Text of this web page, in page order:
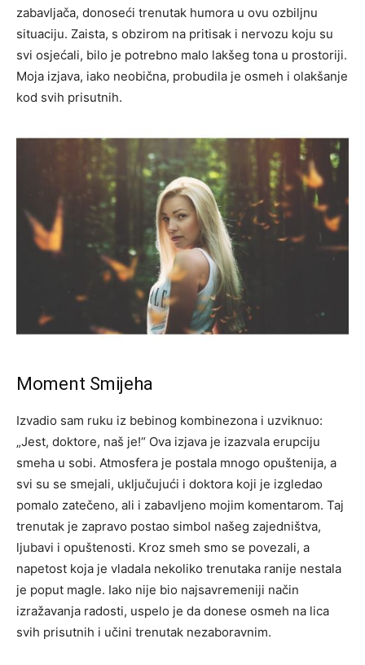
zabavljača, donoseći trenutak humora u ovu ozbiljnu
situaciju. Zaista, s obzirom na pritisak i nervozu koju su
svi osjećali, bilo je potrebno malo lakšeg tona u prostoriji.
Moja izjava, iako neobična, probudila je osmeh i olakšanje
kod svih prisutnih.
Moment Smijeha
Izvadio sam ruku iz bebinog kombinezona i uzviknuo:
„Jest, doktore, naš je!“ Ova izjava je izazvala erupciju
smeha u sobi. Atmosfera je postala mnogo opuštenija, a
svi su se smejali, uključujući i doktora koji je izgledao
pomalo zatečeno, ali i zabavljeno mojim komentarom. Taj
trenutak je zapravo postao simbol našeg zajedništva,
ljubavi i opuštenosti. Kroz smeh smo se povezali, a
napetost koja je vladala nekoliko trenutaka ranije nestala
je poput magle. Iako nije bio najsavremeniji način
izražavanja radosti, uspelo je da donese osmeh na lica
svih prisutnih i učini trenutak nezaboravnim.